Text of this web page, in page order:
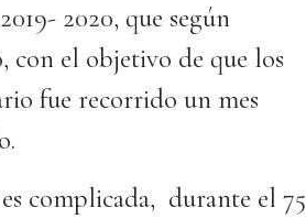
2020, que según
con el objetivo de que los
fue recorrido un mes
complicada, durante el 75